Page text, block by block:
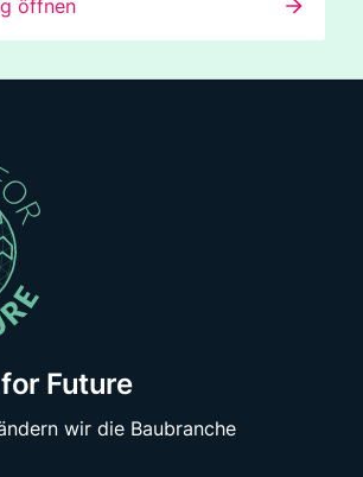
öffnen
Future
wir die Baubranche